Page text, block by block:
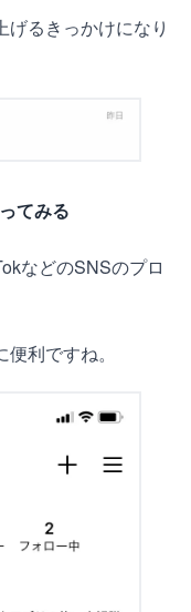
るきっかけになり
てみる
などのSNSのプロ
利ですね。